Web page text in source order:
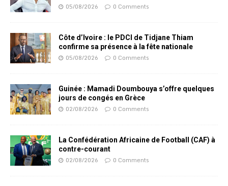
05/08/2026 0 Comments
Côte d’Ivoire : le PDCI de Tidjane Thiam
confirme sa présence à la fête nationale
05/08/2026 0 Comments
Guinée : Mamadi Doumbouya s’offre quelques
jours de congés en Grèce
02/08/2026 0 Comments
La Confédération Africaine de Football (CAF) à
contre-courant
02/08/2026 0 Comments